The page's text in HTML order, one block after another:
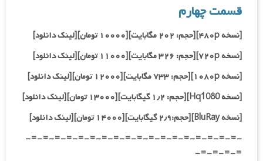
قسمت چهارم
[نسخه ۴۸۰p][حجم: ۲۰۲ مگابایت][۱۰۰۰۰ تومان][لینک دانلود]
[نسخه ۷۲۰p][حجم: ۳۲۶ مگابایت][۱۱۰۰۰ تومان][لینک دانلود]
[نسخه ۱۰۸۰p][حجم: ۷۳۳ مگابایت][۱۲۰۰۰ تومان][لینک دانلود]
[نسخه Hq1080
][حجم: ۱٫۲ گیگابایت][۱۳۰۰۰ تومان][لینک دانلود]
[نسخه BluRay][حجم:۲٫۹ گیگابایت][۱۴۰۰۰ تومان][لینک دانلود]
-=-=-=-=-=-=-=-=-=-=-=-=-=-=-=-=-=-=-
=-=-=-=-